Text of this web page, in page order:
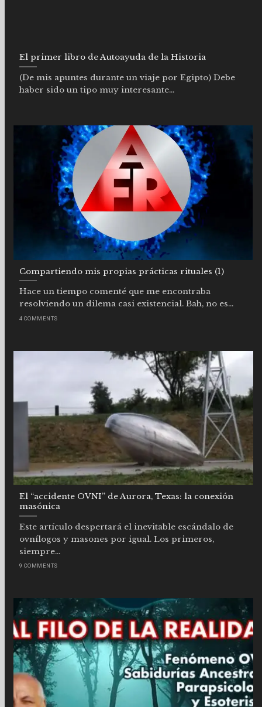
El primer libro de Autoayuda de la Historia
(De mis apuntes durante un viaje por Egipto) Debe
haber sido un tipo muy interesante...
Compartiendo mis propias prácticas rituales (1)
Hace un tiempo comenté que me encontraba
resolviendo un dilema casi existencial. Bah, no es...
4 COMMENTS
El “accidente OVNI” de Aurora, Texas: la conexión
masónica
Este artículo despertará el inevitable escándalo de
ovnílogos y masones por igual. Los primeros,
siempre...
9 COMMENTS